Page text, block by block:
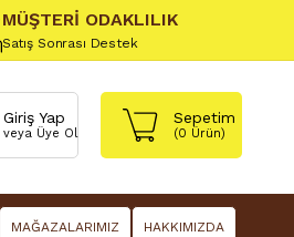
MÜŞTERİ ODAKLILIK
Satış Sonrası Destek
Giriş Yap
veya Üye Ol
Sepetim
(0 Ürün)
MAĞAZALARIMIZ HAKKIMIZDA